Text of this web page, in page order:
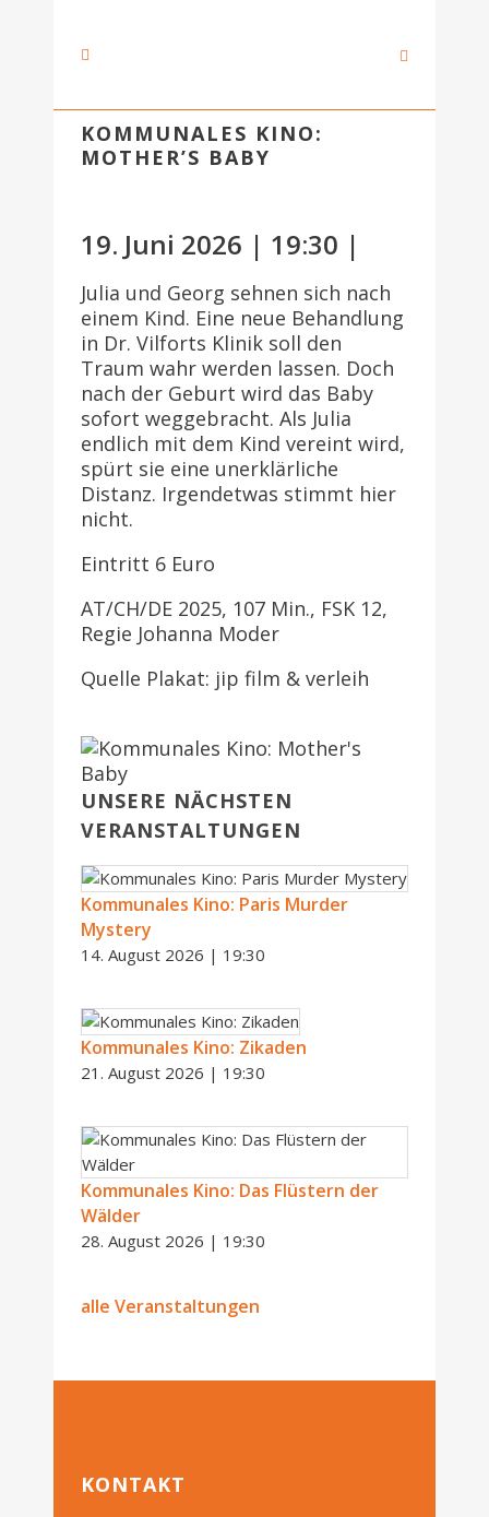
KOMMUNALES KINO:
MOTHER’S BABY
19. Juni 2026 | 19:30 |
Julia und Georg sehnen sich nach
einem Kind. Eine neue Behandlung
in Dr. Vilforts Klinik soll den
Traum wahr werden lassen. Doch
nach der Geburt wird das Baby
sofort weggebracht. Als Julia
endlich mit dem Kind vereint wird,
spürt sie eine unerklärliche
Distanz. Irgendetwas stimmt hier
nicht.
Eintritt 6 Euro
AT/CH/DE 2025, 107 Min., FSK 12,
Regie Johanna Moder
Quelle Plakat: jip film & verleih
UNSERE NÄCHSTEN
VERANSTALTUNGEN
Kommunales Kino: Paris Murder
Mystery
14. August 2026 | 19:30
Kommunales Kino: Zikaden
21. August 2026 | 19:30
Kommunales Kino: Das Flüstern der
Wälder
28. August 2026 | 19:30
alle Veranstaltungen
KONTAKT